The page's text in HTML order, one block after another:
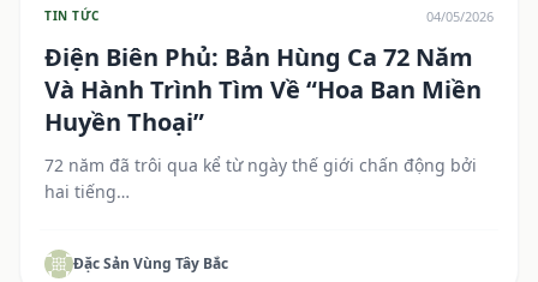
TIN TỨC 04/05/2026
Điện Biên Phủ: Bản Hùng Ca 72 Năm
Và Hành Trình Tìm Về “Hoa Ban Miền
Huyền Thoại”
72 năm đã trôi qua kể từ ngày thế giới chấn động bởi
hai tiếng…
Đặc Sản Vùng Tây Bắc